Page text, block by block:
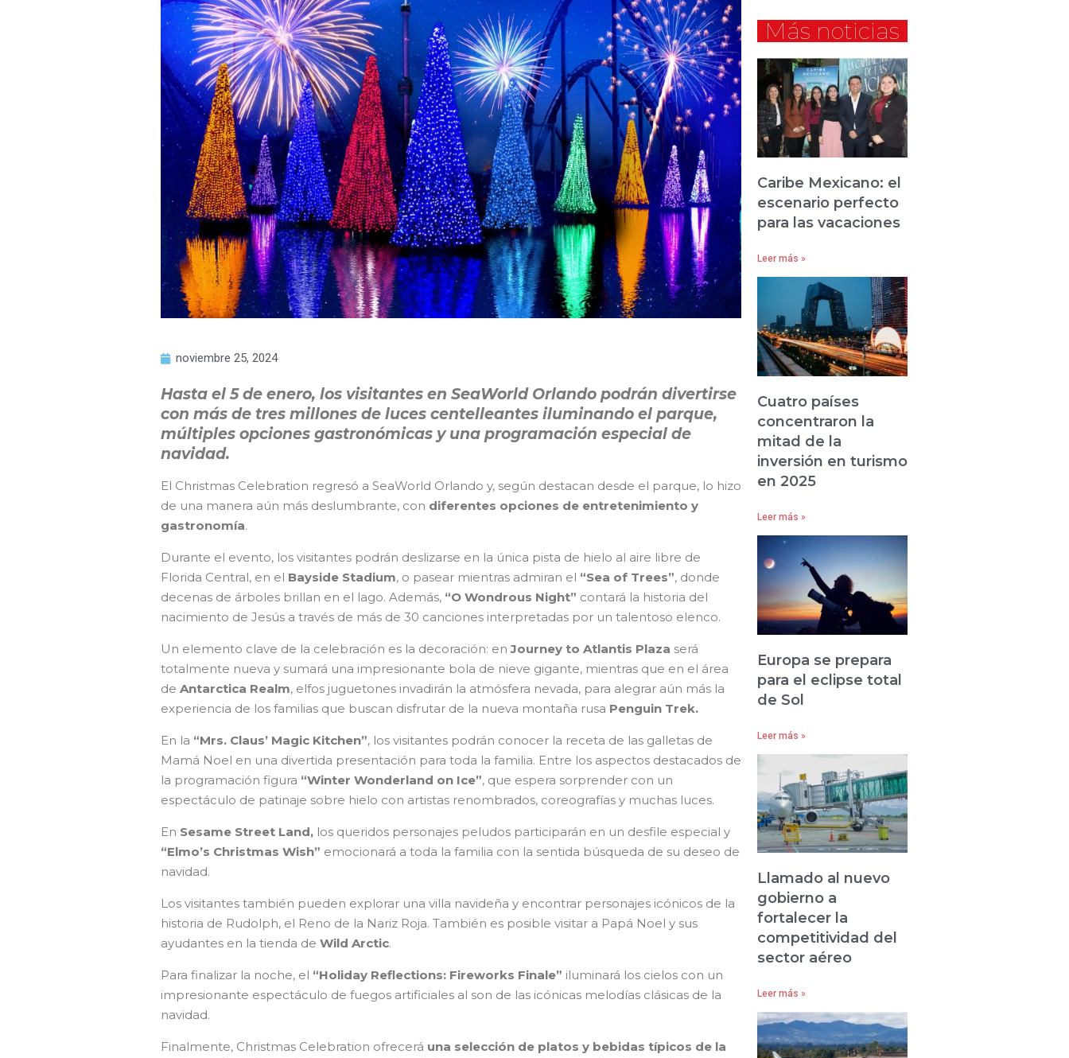
noviembre 25, 2024
Hasta el 5 de enero, los visitantes en SeaWorld Orlando podrán divertirse
con más de tres millones de luces centelleantes iluminando el parque,
múltiples opciones gastronómicas y una programación especial de
navidad.
El Christmas Celebration regresó a SeaWorld Orlando y, según destacan desde el parque, lo hizo
de una manera aún más deslumbrante, con diferentes opciones de entretenimiento y
gastronomía.
Durante el evento, los visitantes podrán deslizarse en la única pista de hielo al aire libre de
Florida Central, en el Bayside Stadium, o pasear mientras admiran el “Sea of Trees”, donde
decenas de árboles brillan en el lago. Además, “O Wondrous Night” contará la historia del
nacimiento de Jesús a través de más de 30 canciones interpretadas por un talentoso elenco.
Un elemento clave de la celebración es la decoración: en Journey to Atlantis Plaza será
totalmente nueva y sumará una impresionante bola de nieve gigante, mientras que en el área
de Antarctica Realm, elfos juguetones invadirán la atmósfera nevada, para alegrar aún más la
experiencia de los familias que buscan disfrutar de la nueva montaña rusa Penguin Trek.
En la “Mrs. Claus’ Magic Kitchen”, los visitantes podrán conocer la receta de las galletas de
Mamá Noel en una divertida presentación para toda la familia. Entre los aspectos destacados de
la programación figura “Winter Wonderland on Ice”, que espera sorprender con un
espectáculo de patinaje sobre hielo con artistas renombrados, coreografías y muchas luces.
En Sesame Street Land, los queridos personajes peludos participarán en un desfile especial y
“Elmo’s Christmas Wish” emocionará a toda la familia con la sentida búsqueda de su deseo de
navidad.
Los visitantes también pueden explorar una villa navideña y encontrar personajes icónicos de la
historia de Rudolph, el Reno de la Nariz Roja. También es posible visitar a Papá Noel y sus
ayudantes en la tienda de Wild Arctic.
Para finalizar la noche, el “Holiday Reflections: Fireworks Finale” iluminará los cielos con un
impresionante espectáculo de fuegos artificiales al son de las icónicas melodías clásicas de la
navidad.
Finalmente, Christmas Celebration ofrecerá una selección de platos y bebidas típicos de la
Más noticias
Caribe Mexicano: el
escenario perfecto
para las vacaciones
Leer más »
Cuatro países
concentraron la
mitad de la
inversión en turismo
en 2025
Leer más »
Europa se prepara
para el eclipse total
de Sol
Leer más »
Llamado al nuevo
gobierno a
fortalecer la
competitividad del
sector aéreo
Leer más »